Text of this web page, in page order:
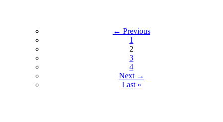
← Previous
1
2
3
4
Next →
Last »